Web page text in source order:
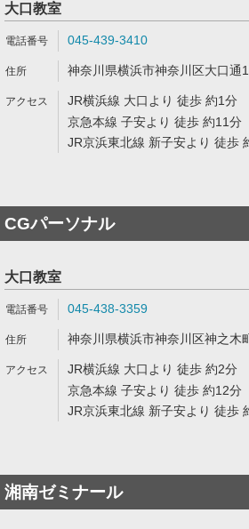
大口教室
045-439-3410
神奈川県横浜市神奈川区大口通
JR横浜線 大口より 徒歩 約1分
京急本線 子安より 徒歩 約11分
JR京浜東北線 新子安より 徒歩
CGパーソナル
大口教室
045-438-3359
神奈川県横浜市神奈川区神之木
JR横浜線 大口より 徒歩 約2分
京急本線 子安より 徒歩 約12分
JR京浜東北線 新子安より 徒歩
湘南ゼミナール